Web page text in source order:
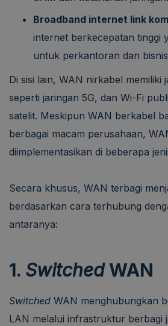
Broadband internet link
internet berkecepatan tinggi
untuk perkantoran dan
Di sisi lain, WAN nirkabel memiliki
seperti jaringan 5G, dan Wi-Fi
satelit. Meskipun WAN berkabel
berbagai macam perusahaan,
diimplementasikan di beberapa
Secara khusus, WAN terbagi
berdasarkan cara terhubung
antaranya:
1. SwitchedWAN
Switched WAN menghubungkan
LAN melalui infrastruktur berbagi